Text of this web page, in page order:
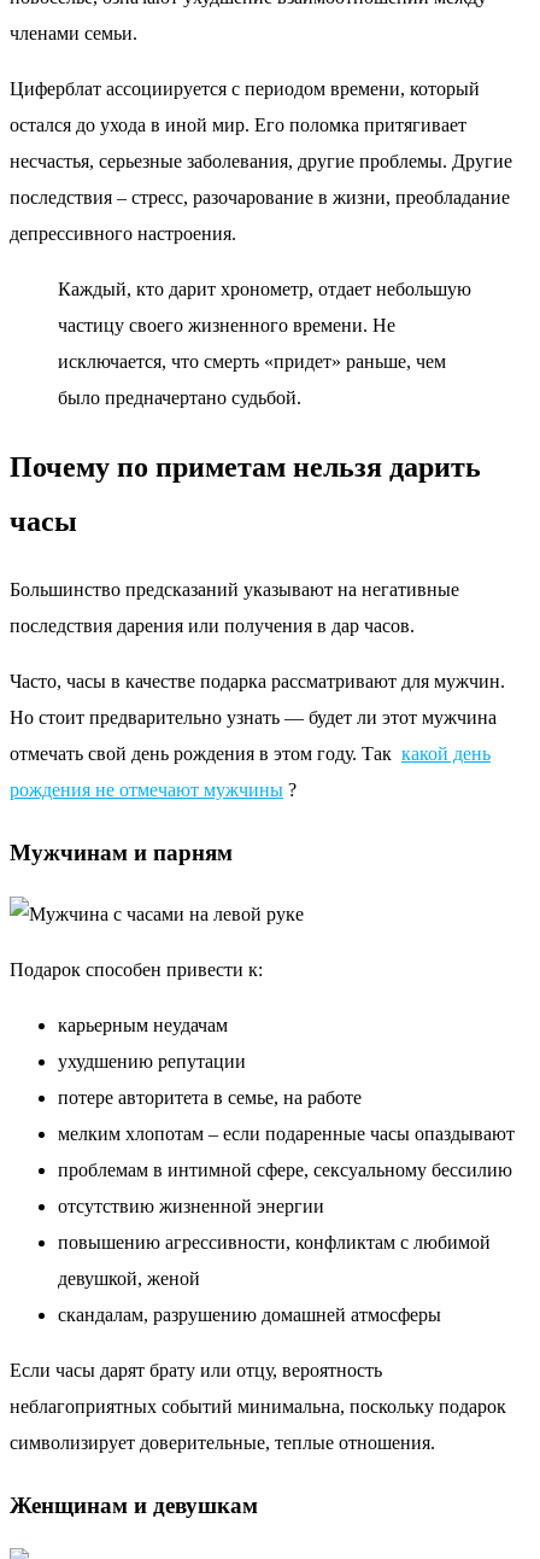
членами семьи.
Циферблат ассоциируется с периодом времени, который
остался до ухода в иной мир. Его поломка притягивает
несчастья, серьезные заболевания, другие проблемы. Другие
последствия – стресс, разочарование в жизни, преобладание
депрессивного настроения.
Каждый, кто дарит хронометр, отдает небольшую
частицу своего жизненного времени. Не
исключается, что смерть «придет» раньше, чем
было предначертано судьбой.
Почему по приметам нельзя дарить
часы
Большинство предсказаний указывают на негативные
последствия дарения или получения в дар часов.
Часто, часы в качестве подарка рассматривают для мужчин.
Но стоит предварительно узнать — будет ли этот мужчина
отмечать свой день рождения в этом году. Так какой день
рождения не отмечают мужчины ?
Мужчинам и парням
Подарок способен привести к:
карьерным неудачам
ухудшению репутации
потере авторитета в семье, на работе
мелким хлопотам – если подаренные часы опаздывают
проблемам в интимной сфере, сексуальному бессилию
отсутствию жизненной энергии
повышению агрессивности, конфликтам с любимой
девушкой, женой
скандалам, разрушению домашней атмосферы
Если часы дарят брату или отцу, вероятность
неблагоприятных событий минимальна, поскольку подарок
символизирует доверительные, теплые отношения.
Женщинам и девушкам